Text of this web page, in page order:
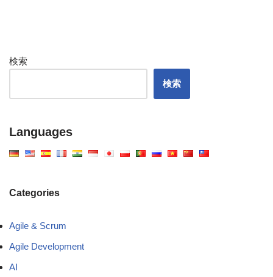
検索
検索
Languages
Categories
Agile & Scrum
Agile Development
AI